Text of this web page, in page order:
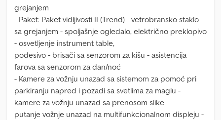
grejanjem
- Paket: Paket vidljivosti II (Trend) - vetrobransko staklo
sa grejanjem - spoljašnje ogledalo, električno preklopivo
- osvetljenje instrument table,
podesivo - brisači sa senzorom za kišu - asistencija
farova sa senzorom za dan/noć
- Kamere za vožnju unazad sa sistemom za pomoć pri
parkiranju napred i pozadi sa svetlima za maglu -
kamere za vožnju unazad sa prenosom slike
putanje vožnje unazad na multifunkcionalnom displeju -